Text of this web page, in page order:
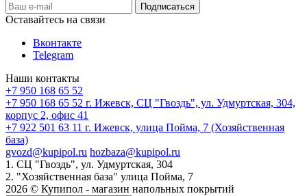
Оставайтесь на связи
Вконтакте
Telegram
Наши контакты
+7 950 168 65 52
+7 950 168 65 52 г. Ижевск, СЦ "Гвоздь", ул. Удмуртская, 304,
корпус 2, офис 41
+7 922 501 63 11 г. Ижевск, улица Пойма, 7 (Хозяйственная
база)
gvozd@kupipol.ru hozbaza@kupipol.ru
1. СЦ "Гвоздь", ул. Удмуртская, 304
2. "Хозяйственная база" улица Пойма, 7
2026 © Купипол - магазин напольных покрытий